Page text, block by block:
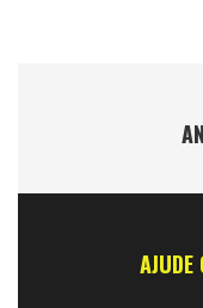
AJUDE